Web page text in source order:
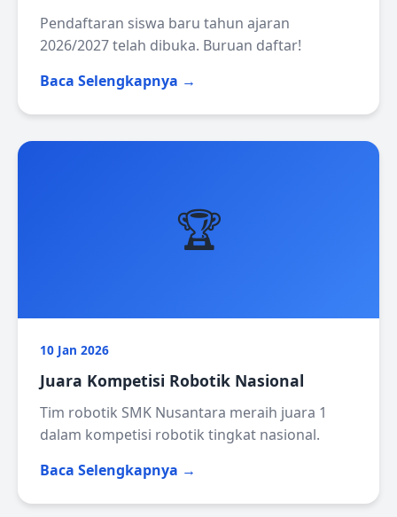
Pendaftaran siswa baru tahun ajaran
2026/2027 telah dibuka. Buruan daftar!
Baca Selengkapnya →
🏆
10 Jan 2026
Juara Kompetisi Robotik Nasional
Tim robotik SMK Nusantara meraih juara 1
dalam kompetisi robotik tingkat nasional.
Baca Selengkapnya →